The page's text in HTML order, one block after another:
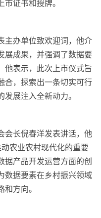
证书和授牌。
主办单位致欢迎词，他介
展成果，并强调了数据要
他表示，此次上市仪式旨
合，探索出一条切实可行
展注入全新动力。
会长倪春洋发表讲话，他
农业农村现代化的重要
据产品开发运营方面的创
数据要素在乡村振兴领域
方向。